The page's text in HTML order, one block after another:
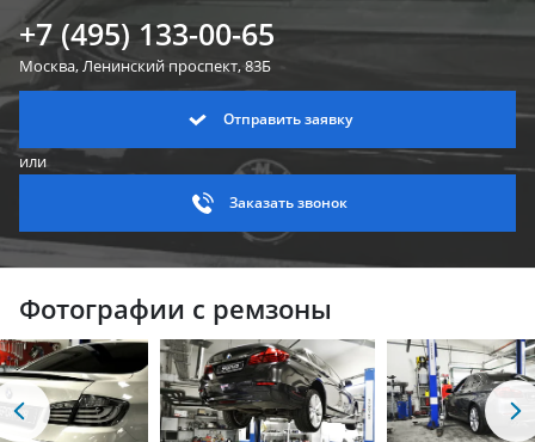
+7 (495) 133-00-65
Москва, Ленинскийпроспект, 83Б
Отправить заявку
или
Заказать звонок
Фотографии с ремзоны